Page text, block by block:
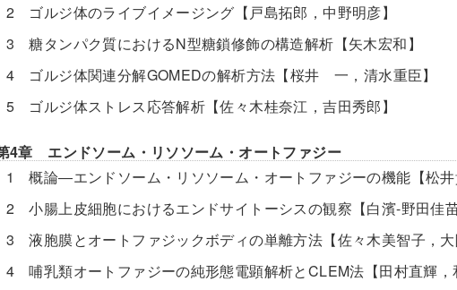
2 ゴルジ体のライブイメージング【戸島拓郎，中野明彦】
3 糖タンパク質におけるN型糖鎖修飾の構造解析【矢木宏和】
4 ゴルジ体関連分解GOMEDの解析方法【桜井 一，清水重臣】
5 ゴルジ体ストレス応答解析【佐々木桂奈江，吉田秀郎】
4章 エンドソーム・リソソーム・オートファジー
1 概論―エンドソーム・リソソーム・オートファジーの機能【松
2 小腸上皮細胞におけるエンドサイトーシスの観察【白濱-野田佳
3 液胞膜とオートファジックボディの単離方法【佐々木美智子，大
4 哺乳類オートファジーの純形態電顕解析とCLEM法【田村直輝